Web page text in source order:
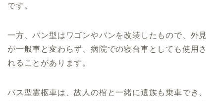
です。
一方、バン型はワゴンやバンを改装したもので、外見
が一般車と変わらず、病院での寝台車としても使用さ
れることがあります。
バス型霊柩車は、故人の棺と一緒に遺族も乗車でき、